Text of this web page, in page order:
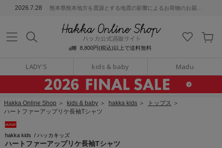
2026.7.28 熊本県熊本地方を震源とする地震の影響によるお荷物のお届けについて
8,800円(税込)以上で送料無料
LADY'S kids & baby Madu
通販サイト
Hakka Online Shop ＞ kids & baby ＞ hakka kids ＞ トップス ＞
ハートファーアップリケ長袖Tシャツ
hakka kids / ハッカキッズ
ハートファーアップリケ長袖Tシャツ